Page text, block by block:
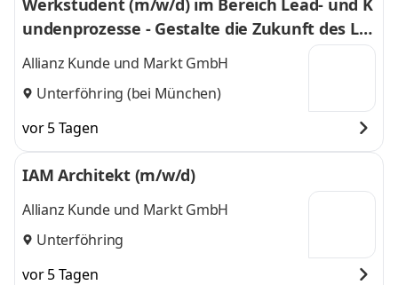
Werkstudent (m/w/d) im Bereich Lead- und K
undenprozesse - Gestalte die Zukunft des Le
ad-Managements
Allianz Kunde und Markt GmbH
Unterföhring (bei München)
vor 5 Tagen
IAM Architekt (m/w/d)
Allianz Kunde und Markt GmbH
Unterföhring
vor 5 Tagen